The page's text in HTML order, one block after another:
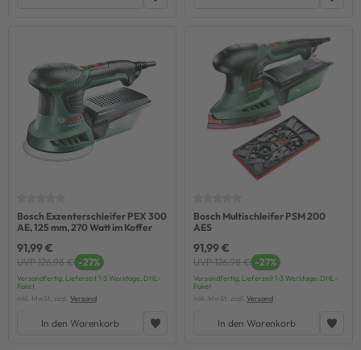
Bosch Exzenterschleifer PEX 300
AE, 125 mm, 270 Watt im Koffer
91,99 €
UVP 126,98 € -27%
Versandfertig, Lieferzeit 1-3 Werktage, DHL-
Paket
inkl. MwSt. zzgl. Versand
In den Warenkorb
Bosch Multischleifer PSM 200
AES
91,99 €
UVP 126,98 € -27%
Versandfertig, Lieferzeit 1-3 Werktage, DHL-
Paket
inkl. MwSt. zzgl. Versand
In den Warenkorb